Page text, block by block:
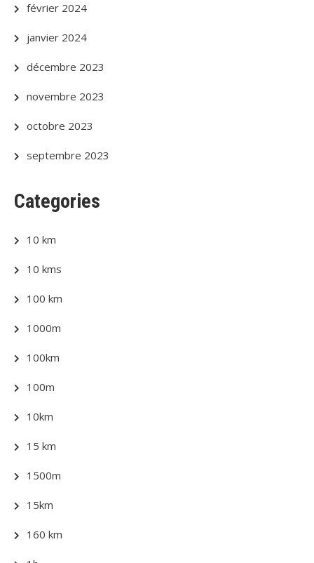
février 2024
janvier 2024
décembre 2023
novembre 2023
octobre 2023
septembre 2023
Categories
10 km
10 kms
100 km
1000m
100km
100m
10km
15 km
1500m
15km
160 km